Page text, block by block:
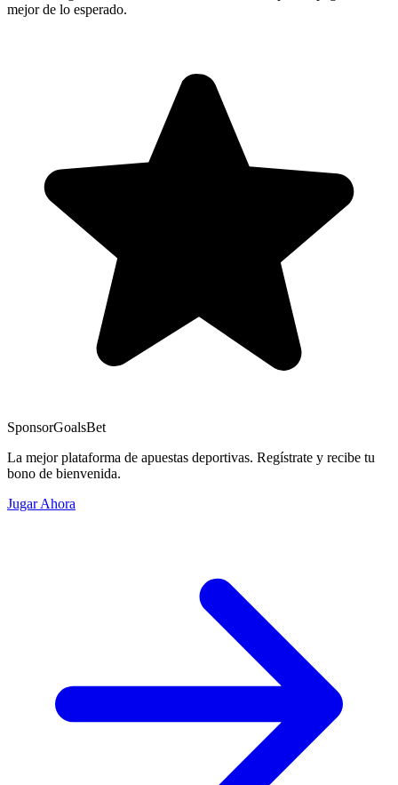
mejor de lo esperado.
SponsorGoalsBet
La mejor plataforma de apuestas deportivas. Regístrate y recibe tu
bono de bienvenida.
Jugar Ahora